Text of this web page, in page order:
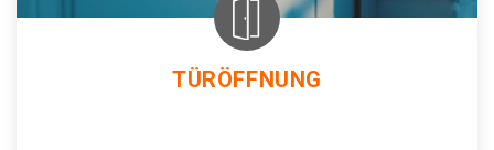
TÜRÖFFNUNG